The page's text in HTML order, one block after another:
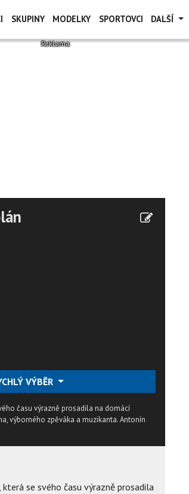
SKUPINY MODELKY SPORTOVCI DALŠÍ
VÝBĚR
času výrazně prosadila na domácí
výborného zpěváka a muzikanta. Antonín
se svého času výrazně prosadila